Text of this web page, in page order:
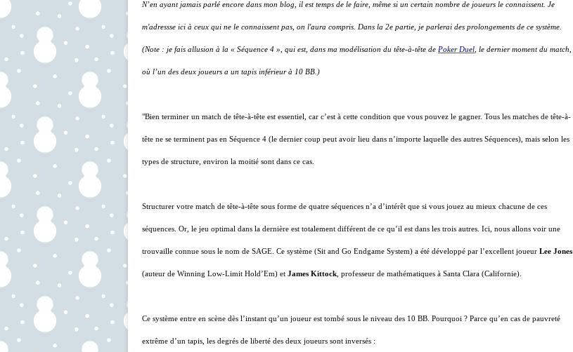
N’en ayant jamais parlé encore dans mon blog, il est temps de le faire, même si un certain nombre de joueurs le connaissent. Je
m'adressse ici à ceux qui ne le connaissent pas, on l'aura compris. Dans la 2e partie, je parlerai des prolongements de ce système.
(Note : je fais allusion à la « Séquence 4 », qui est, dans ma modélisation du tête-à-tête de Poker Duel , le dernier moment du match,
où l’un des deux joueurs a un tapis inférieur à 10 BB.)
"Bien terminer un match de tête-à-tête est essentiel, car c’est à cette condition que vous pouvez le gagner. Tous les matches de tête-à-
tête ne se terminent pas en Séquence 4 (le dernier coup peut avoir lieu dans n’importe laquelle des autres Séquences), mais selon les
types de structure, environ la moitié sont dans ce cas.
Structurer votre match de tête-à-tête sous forme de quatre séquences n’a d’intérêt que si vous jouez au mieux chacune de ces
séquences. Or, le jeu optimal dans la dernière est totalement différent de ce qu’il est dans les trois autres. Ici, nous allons voir une
trouvaille connue sous le nom de SAGE. Ce système (Sit and Go Endgame System) a été développé par l’excellent joueur Lee Jones
(auteur de Winning Low-Limit Hold’Em) et James Kittock , professeur de mathématiques à Santa Clara (Californie).
Ce système entre en scène dès l’instant qu’un joueur est tombé sous le niveau des 10 BB. Pourquoi ? Parce qu’en cas de pauvreté
extrême d’un tapis, les degrés de liberté des deux joueurs sont inversés :